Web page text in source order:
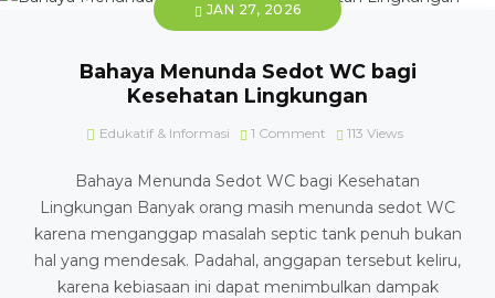
JAN 27, 2026
Bahaya Menunda Sedot WC bagi
Kesehatan Lingkungan
Edukatif & Informasi 1 Comment 113 Views
Bahaya Menunda Sedot WC bagi Kesehatan
Lingkungan Banyak orang masih menunda sedot WC
karena menganggap masalah septic tank penuh bukan
hal yang mendesak. Padahal, anggapan tersebut keliru,
karena kebiasaan ini dapat menimbulkan dampak